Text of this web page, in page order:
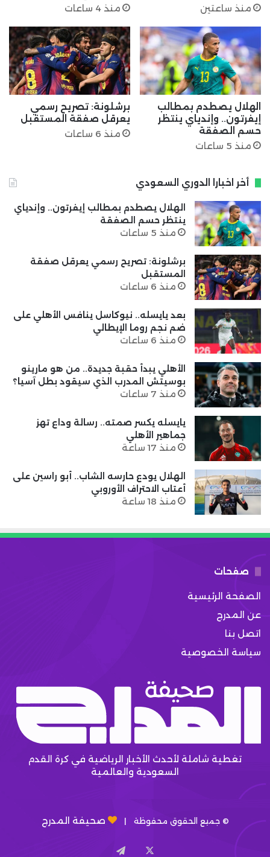
منذ ساعتين
منذ 4 ساعات
الهلال يصطدم بمطالب
إيفرتون.. وإندياي ينتظر
حسم الصفقة
منذ 5 ساعات
برشلونة: تصريح رسمي
يعرقل صفقة المستقبل
منذ 6 ساعات
أخر اخبارا الدوري السعودي
الهلال يصطدم بمطالب إيفرتون.. وإندياي
ينتظر حسم الصفقة
منذ 5 ساعات
برشلونة: تصريح رسمي يعرقل صفقة
المستقبل
منذ 6 ساعات
بعد يايسله.. نيوكاسل ينافس الأهلي على
ضم نجم روما الإيطالي
منذ 6 ساعات
الأهلي يبدأ حقبة جديدة.. من هو مارينو
بوسيتش المدرب الذي سيقود بطل آسيا؟
منذ 7 ساعات
يايسله يكسر صمته.. رسالة وداع تهز
جماهير الأهلي
منذ 17 ساعة
الهلال يودع حارسه الشاب.. أبو راسين على
أعتاب الاحتراف الأوروبي
منذ 18 ساعة
صفحات
الصفحة الرئيسية
عن المدرج
اتصل بنا
سياسة الخصوصية
تغطية شاملة لأحدث الأخبار الرياضية في كرة القدم
السعودية والعالمية
© جميع الحقوق محفوظة | صحيفة المدرج
تيلقرام